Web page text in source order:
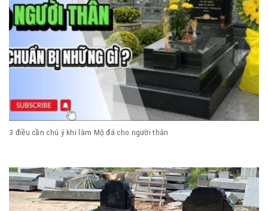
3 điều cần chú ý khi làm Mộ đá cho người thân